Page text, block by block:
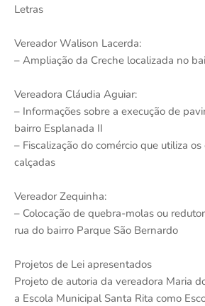
Letras
Vereador Walison Lacerda:
– Ampliação da Creche localizada no
Vereadora Cláudia Aguiar:
– Informações sobre a execução de
bairro Esplanada II
– Fiscalização do comércio que utiliza
calçadas
Vereador Zequinha:
– Colocação de quebra-molas ou
rua do bairro Parque São Bernardo
Projetos de Lei apresentados
Projeto de autoria da vereadora Maria
a Escola Municipal Santa Rita como